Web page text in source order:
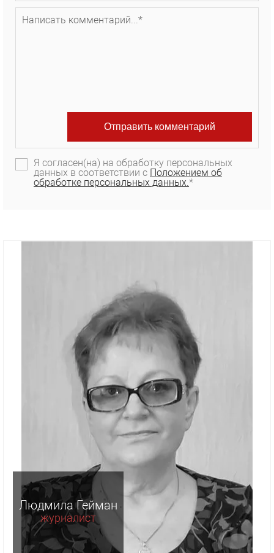
Я согласен(на) на обработку персональных
данных в соответствии с Положением об
обработке персональных данных.*
Людмила Гейман
журналист